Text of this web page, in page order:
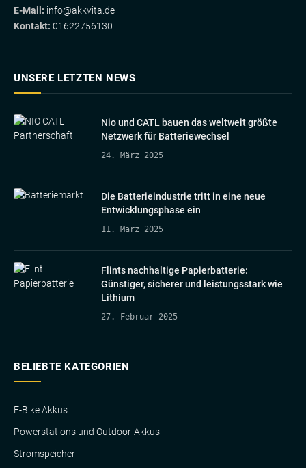
E-Mail: info@akkvita.de
Kontakt: 01622756130
UNSERE LETZTEN NEWS
Nio und CATL bauen das weltweit größte
Netzwerk für Batteriewechsel
24. März 2025
Die Batterieindustrie tritt in eine neue
Entwicklungsphase ein
11. März 2025
Flints nachhaltige Papierbatterie:
Günstiger, sicherer und leistungsstark wie
Lithium
27. Februar 2025
BELIEBTE KATEGORIEN
E-Bike Akkus
Powerstations und Outdoor-Akkus
Stromspeicher